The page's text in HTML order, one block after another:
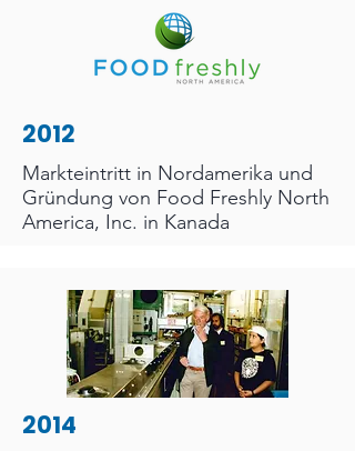
2012
Markteintritt in Nordamerika und
Gründung von Food Freshly North
America, Inc. in Kanada
2014